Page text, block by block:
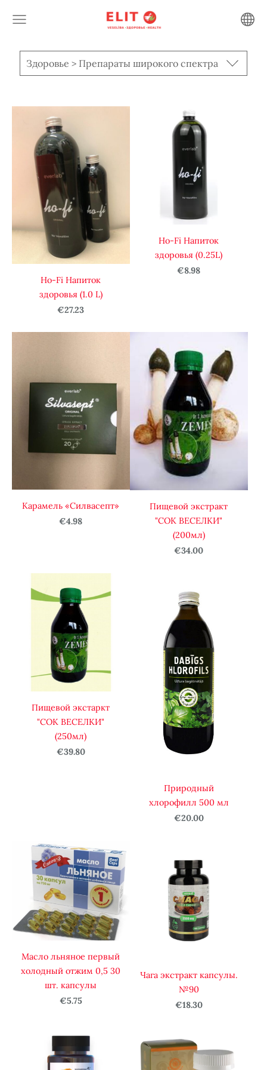
Здоровье > Препараты широкого спектра
Ho-Fi Напиток
здоровья (1.0 L)
€27.23
Ho-Fi Напиток
здоровья (0.25L)
€8.98
Карамель «Силвасепт»
€4.98
Пищевой экстракт
"СОК ВЕСЕЛКИ"
(200мл)
€34.00
Пищевой экстаркт
"СОК ВЕСЕЛКИ"
(250мл)
€39.80
Природный
хлорофилл 500 мл
€20.00
Масло льняное первый
холодный отжим 0,5 30
шт. капсулы
€5.75
Чага экстракт капсулы.
№90
€18.30